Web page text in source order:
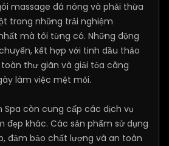
massage đá nóng và phải thừa
trong những trải nghiệm
mà tôi từng có. Những động
kết hợp với tinh dầu thảo
thư giãn và giải tỏa căng
làm việc mệt mỏi.
Spa còn cung cấp các dịch vụ
đẹp khác. Các sản phẩm sử dụng
đảm bảo chất lượng và an toàn